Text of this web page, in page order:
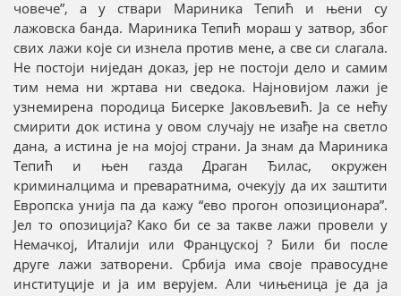
човече”, а у ствари Мариника Тепић и њени су
лажовска банда. Мариника Тепић мораш у затвор, због
свих лажи које си изнела против мене, а све си слагала.
Не постоји ниједан доказ, јер не постоји дело и самим
тим нема ни жртава ни сведока. Најновијом лажи је
узнемирена породица Бисерке Јаковљевић. Ја се нећу
смирити док истина у овом случају не изађе на светло
дана, а истина је на мојој страни. Ја знам да Мариника
Тепић и њен газда Драган Ђилас, окружен
криминалцима и преваратнима, очекују да их заштити
Европска унија па да кажу “ево прогон опозиционара”.
Јел то опозиција? Како би се за такве лажи провели у
Немачкој, Италији или Француској ? Били би после
друге лажи затворени. Србија има своје правосудне
институције и ја им верујем. Али чињеница је да ја